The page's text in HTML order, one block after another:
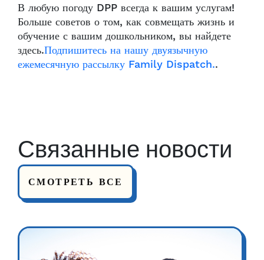
В любую погоду DPP всегда к вашим услугам!
Больше советов о том, как совмещать жизнь и
обучение с вашим дошкольником, вы найдете
здесь.Подпишитесь на нашу двуязычную
ежемесячную рассылку Family Dispatch..
Связанные новости
СМОТРЕТЬ ВСЕ